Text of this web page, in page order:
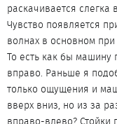
раскачивается слегка
Чувство появляется
волнах в основном
То есть как бы
вправо. Раньше я
только ощущения и
вверх вниз, но из за
вправо-влево?